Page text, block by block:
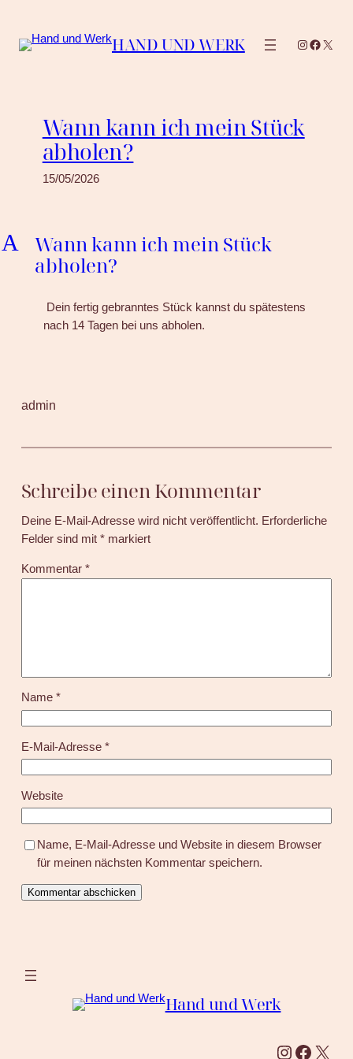
springen
HAND UND WERK Instagram
X
Wann kann ich mein Stück
abholen?
15/05/2026
A
Wann kann ich mein Stück
abholen?
Dein fertig gebranntes Stück kannst du spätestens
nach 14 Tagen bei uns abholen.
admin
Schreibe einen Kommentar
Deine E-Mail-Adresse wird nicht veröffentlicht. Erforderliche
Felder sind mit *markiert
Kommentar *
Name *
E-Mail-Adresse *
Website
Name, E-Mail-Adresse und Website in diesem Browser
für meinen nächsten Kommentar speichern.
Hand und Werk
Instagram Facebook X